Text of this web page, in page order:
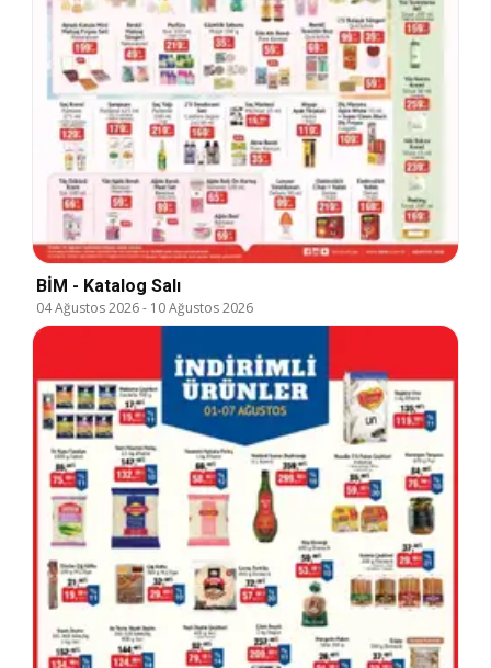
BİM - Katalog Salı
04 Ağustos 2026- 10 Ağustos 2026